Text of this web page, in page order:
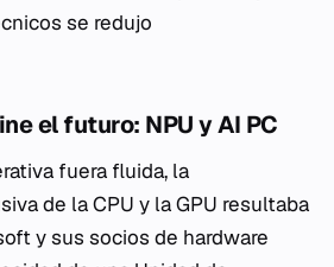
se redujo
el futuro: NPU y AI PC
fuera fluida, la
de la CPU y la GPU resultaba
y sus socios de hardware